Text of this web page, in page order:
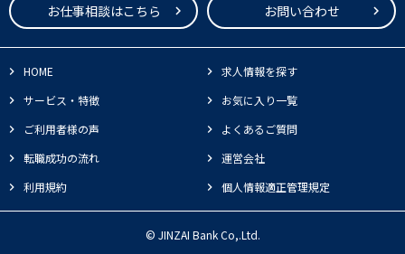
お仕事相談はこちら お問い合わせ
HOME
求人情報を探す
サービス・特徴
お気に入り一覧
ご利用者様の声
よくあるご質問
転職成功の流れ
運営会社
利用規約
個人情報適正管理規定
© JINZAI Bank Co,.Ltd.